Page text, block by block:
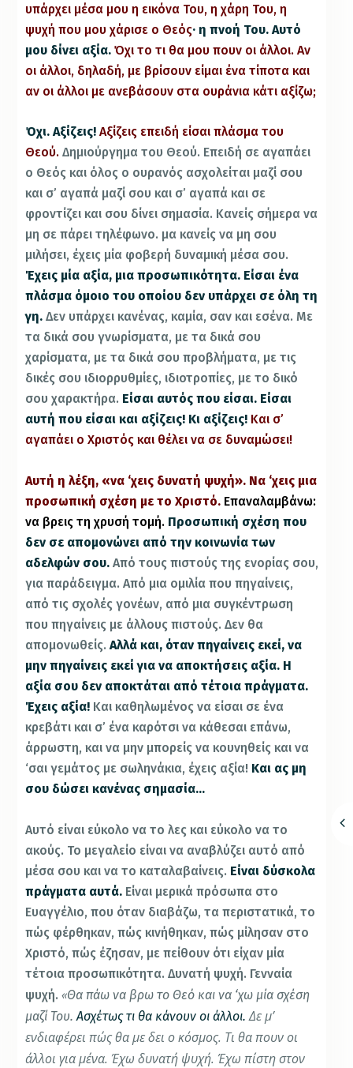
υπάρχει μέσα μου η εικόνα Του, η χάρη Του, η
ψυχή που μου χάρισε ο Θεός· η πνοή Του. Αυτό
μου δίνει αξία. Όχι το τι θα μου πουν οι άλλοι. Αν
οι άλλοι, δηλαδή, με βρίσουν είμαι ένα τίποτα και
αν οι άλλοι με ανεβάσουν στα ουράνια κάτι αξίζω;
Όχι. Αξίζεις!Αξίζεις επειδή είσαι πλάσμα του
Θεού. Δημιούργημα του Θεού. Επειδή σε αγαπάει
ο Θεός και όλος ο ουρανός ασχολείται μαζί σου
και σ’ αγαπά μαζί σου και σ’ αγαπά και σε
φροντίζει και σου δίνει σημασία. Κανείς σήμερα να
μη σε πάρει τηλέφωνο. μα κανείς να μη σου
μιλήσει, έχεις μία φοβερή δυναμική μέσα σου.
Έχεις μία αξία, μια προσωπικότητα. Είσαι ένα
πλάσμα όμοιο του οποίου δεν υπάρχει σε όλη τη
γη. Δεν υπάρχει κανένας, καμία, σαν και εσένα. Με
τα δικά σου γνωρίσματα, με τα δικά σου
χαρίσματα, με τα δικά σου προβλήματα, με τις
δικές σου ιδιορρυθμίες, ιδιοτροπίες, με το δικό
σου χαρακτήρα. Είσαι αυτός που είσαι. Είσαι
αυτή που είσαι και αξίζεις! Κι αξίζεις! Και σ’
αγαπάει ο Χριστός και θέλει να σε δυναμώσει!
Αυτή η λέξη, «να ‘χεις δυνατή ψυχή». Να ‘χεις μια
προσωπική σχέση με το Χριστό. Επαναλαμβάνω:
να βρεις τη χρυσή τομή. Προσωπική σχέση που
δεν σε απομονώνει από την κοινωνία των
αδελφών σου. Από τους πιστούς της ενορίας σου,
για παράδειγμα. Από μια ομιλία που πηγαίνεις,
από τις σχολές γονέων, από μια συγκέντρωση
που πηγαίνεις με άλλους πιστούς. Δεν θα
απομονωθείς. Αλλά και, όταν πηγαίνεις εκεί, να
μην πηγαίνεις εκεί για να αποκτήσεις αξία. Η
αξία σου δεν αποκτάται από τέτοια πράγματα.
Έχεις αξία! Και καθηλωμένος να είσαι σε ένα
κρεβάτι και σ’ ένα καρότσι να κάθεσαι επάνω,
άρρωστη, και να μην μπορείς να κουνηθείς και να
‘σαι γεμάτος με σωληνάκια, έχεις αξία! Και ας μη
σου δώσει κανένας σημασία…
Αυτό είναι εύκολο να το λες και εύκολο να το
ακούς. Το μεγαλείο είναι να αναβλύζει αυτό από
μέσα σου και να το καταλαβαίνεις. Είναι δύσκολα
πράγματα αυτά. Είναι μερικά πρόσωπα στο
Ευαγγέλιο, που όταν διαβάζω, τα περιστατικά, το
πώς φέρθηκαν, πώς κινήθηκαν, πώς μίλησαν στο
Χριστό, πώς έζησαν, με πείθουν ότι είχαν μία
τέτοια προσωπικότητα. Δυνατή ψυχή. Γενναία
ψυχή.«Θα πάω να βρω το Θεό και να ‘χω μία σχέση
μαζί Του.Ασχέτως τι θα κάνουν οι άλλοι. Δε μ’
ενδιαφέρει πώς θα με δει ο κόσμος. Τι θα πουν οι
άλλοι για μένα. Έχω δυνατή ψυχή. Έχω πίστη στον